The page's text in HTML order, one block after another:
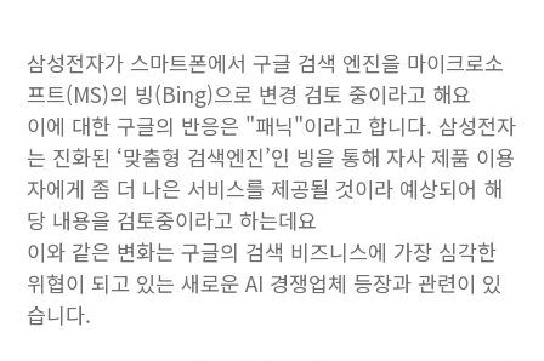
삼성전자가 스마트폰에서 구글 검색 엔진을 마이크로소
프트(MS)의 빙(Bing)으로 변경 검토 중이라고 해요
이에 대한 구글의 반응은 "패닉"이라고 합니다. 삼성전자
는 진화된 ‘맞춤형 검색엔진’인 빙을 통해 자사 제품 이용
자에게 좀 더 나은 서비스를 제공될 것이라 예상되어 해
당 내용을 검토중이라고 하는데요
이와 같은 변화는 구글의 검색 비즈니스에 가장 심각한
위협이 되고 있는 새로운 AI 경쟁업체 등장과 관련이 있
습니다.